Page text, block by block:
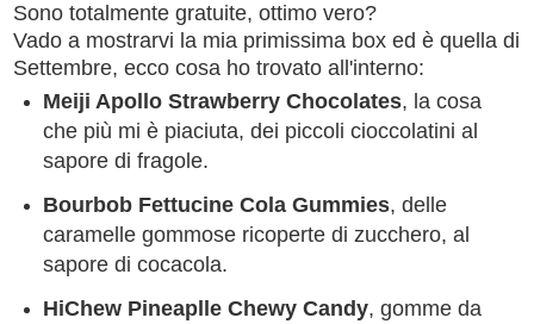
Sono totalmente gratuite, ottimo vero?
Vado a mostrarvi la mia primissima box ed è quella di
Settembre, ecco cosa ho trovato all'interno:
Meiji Apollo Strawberry Chocolates, la cosa
che più mi è piaciuta, dei piccoli cioccolatini al
sapore di fragole.
Bourbob Fettucine Cola Gummies, delle
caramelle gommose ricoperte di zucchero, al
sapore di cocacola.
HiChew Pineaplle Chewy Candy, gomme da